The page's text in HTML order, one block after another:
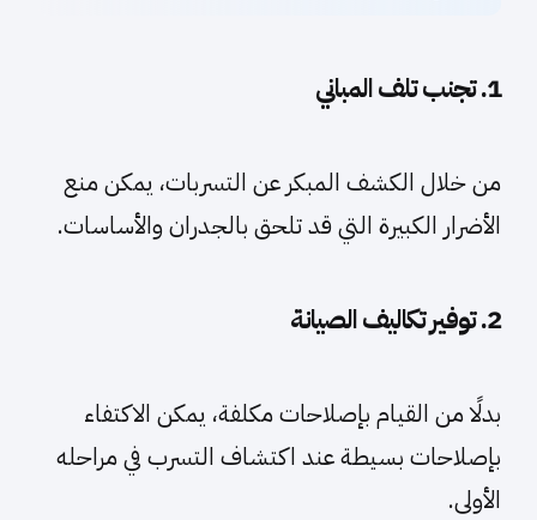
1. تجنب تلف المباني
من خلال الكشف المبكر عن التسربات، يمكن منع
الأضرار الكبيرة التي قد تلحق بالجدران والأساسات.
2. توفير تكاليف الصيانة
بدلًا من القيام بإصلاحات مكلفة، يمكن الاكتفاء
بإصلاحات بسيطة عند اكتشاف التسرب في مراحله
الأولى.